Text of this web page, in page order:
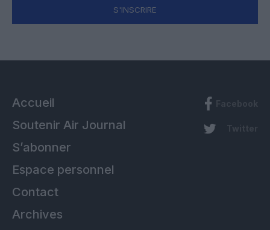
S'INSCRIRE
Accueil
Soutenir Air Journal
S’abonner
Espace personnel
Contact
Archives